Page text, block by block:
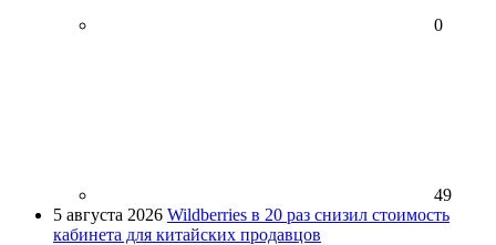
0
49
5 августа 2026 Wildberries в 20 раз снизил стоимость
кабинета для китайских продавцов